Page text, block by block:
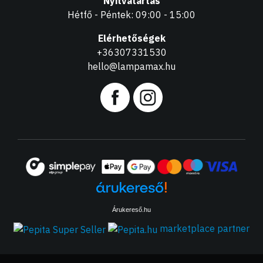
Hétfő - Péntek: 09:00 - 15:00
Elérhetőségek
+36307331530
hello@lampamax.hu
Árukereső.hu
marketplace partner